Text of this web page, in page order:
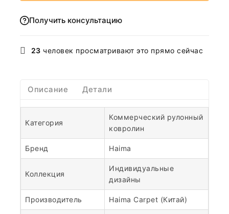
Получить консультацию
23 человек просматривают это прямо сейчас
Описание Детали
Категория
Коммерческий рулонный
ковролин
Бренд Haima
Коллекция
Индивидуальные
дизайны
Производитель Haima Carpet (Китай)